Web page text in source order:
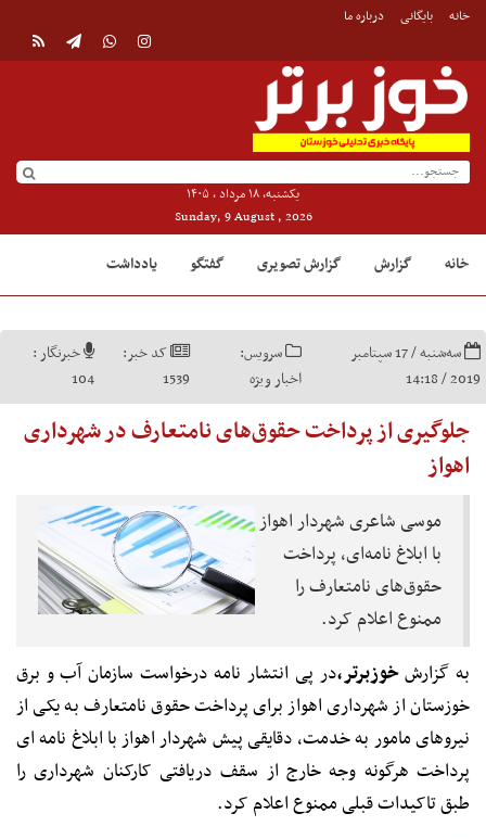
خانه بایگانی درباره ما
یکشنبه, ۱۸ مرداد , ۱۴۰۵
Sunday, 9 August , 2026
خانه گزارش گزارش تصویری گفتگو یادداشت
سه‌شنبه / 17 سپتامبر
2019 / 14:18
سرویس:
اخبار ویژه
کد خبر:
1539
خبرنگار :
104
جلوگیری از پرداخت حقوق‌های نامتعارف در شهرداری
اهواز
موسی شاعری شهردار اهواز
با ابلاغ نامه‌ای، پرداخت
حقوق‌های نامتعارف را
ممنوع اعلام کرد.
به گزارشخوزبرتر،در پی انتشار نامه درخواست سازمان آب و برق
خوزستان از شهرداری اهواز برای پرداخت حقوق نامتعارف به یکی از
نیروهای مامور به خدمت، دقایقی پیش شهردار اهواز با ابلاغ نامه ای
پرداخت هرگونه وجه خارج از سقف دریافتی کارکنان شهرداری را
طبق تاکیدات قبلی ممنوع اعلام کرد.